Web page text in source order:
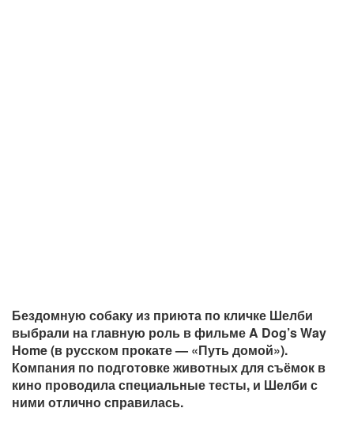
Бездомную собаку из приюта по кличке Шелби
выбрали на главную роль в фильме A Dog’s Way
Home (в русском прокате — «Путь домой»).
Компания по подготовке животных для съёмок в
кино проводила специальные тесты, и Шелби с
ними отлично справилась.